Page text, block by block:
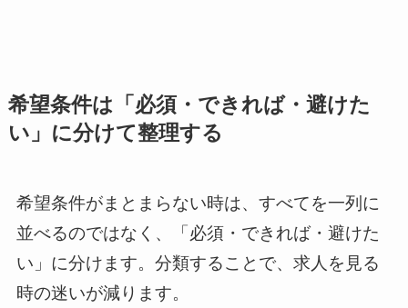
希望条件は「必須・できれば・避けた
い」に分けて整理する
希望条件がまとまらない時は、すべてを一列に
並べるのではなく、「必須・できれば・避けた
い」に分けます。分類することで、求人を見る
時の迷いが減ります。